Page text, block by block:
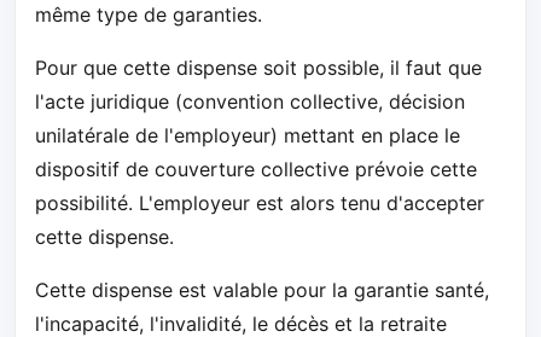
même type de garanties.
Pour que cette dispense soit possible, il faut que
l'acte juridique (convention collective, décision
unilatérale de l'employeur) mettant en place le
dispositif de couverture collective prévoie cette
possibilité. L'employeur est alors tenu d'accepter
cette dispense.
Cette dispense est valable pour la garantie santé,
l'incapacité, l'invalidité, le décès et la retraite